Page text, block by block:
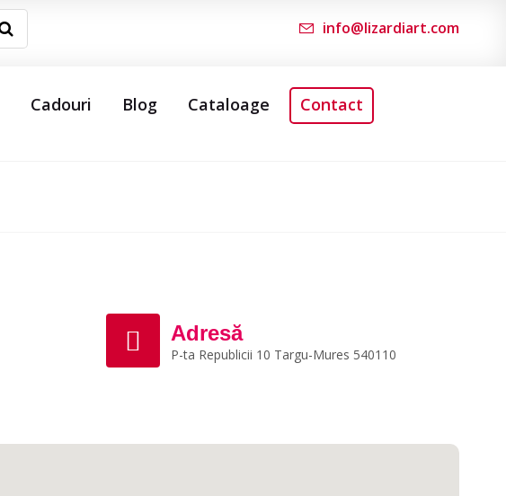
info@lizardiart.com
Cadouri Blog Cataloage Contact
Adresă
P-ta Republicii 10 Targu-Mures 540110